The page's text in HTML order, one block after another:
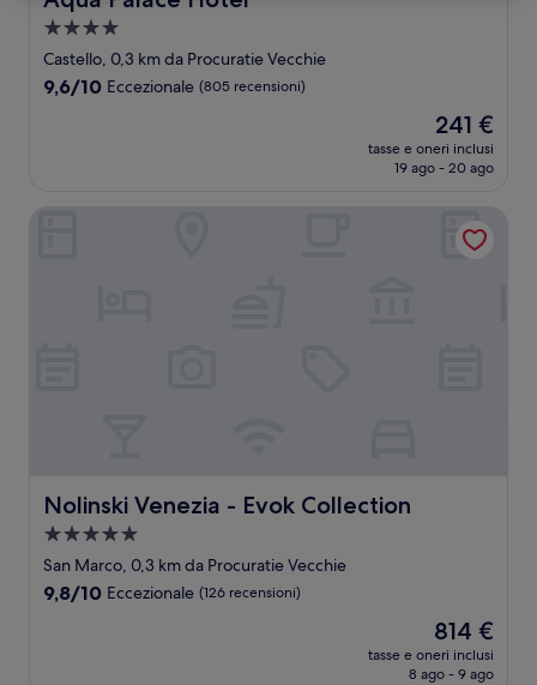
Struttura
a
4.0
Castello, 0,3 km da Procuratie Vecchie
9.6
9,6/10 Eccezionale (805 recensioni)
Il
prezzo
attuale
241 €
241 €
tasse e oneri inclusi
19 ago - 20 ago
Nolinski Venezia - Evok Collection
Nolinski Venezia - Evok Collection
Struttura
a
5.0
San Marco, 0,3 km da Procuratie Vecchie
9.8
9,8/10 Eccezionale (126 recensioni)
Il
prezzo
attuale
814 €
tasse e oneri inclusi
8 ago - 9 ago